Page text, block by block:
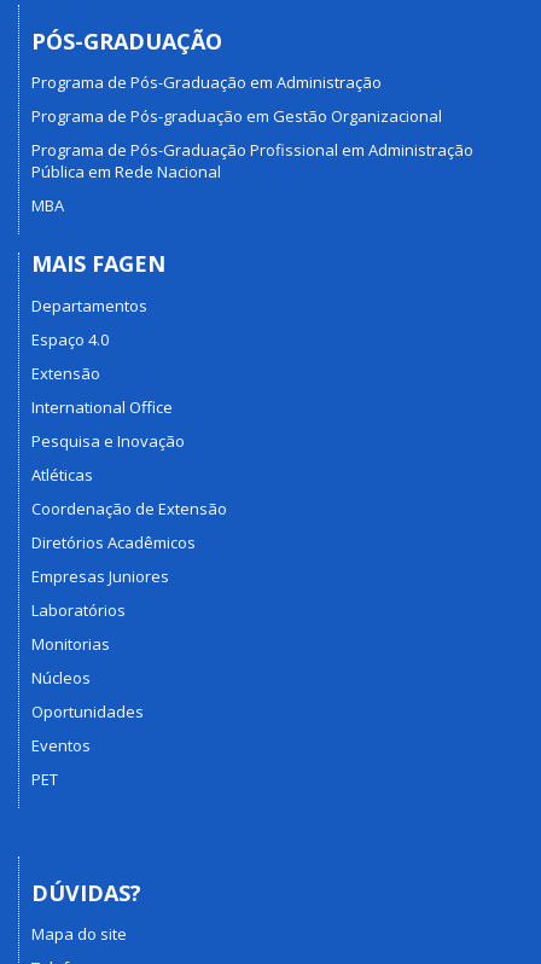
PÓS-GRADUAÇÃO
Programa de Pós-Graduação em Administração
Programa de Pós-graduação em Gestão Organizacional
Programa de Pós-Graduação Profissional em Administração
Pública em Rede Nacional
MBA
MAIS FAGEN
Departamentos
Espaço 4.0
Extensão
International Office
Pesquisa e Inovação
Atléticas
Coordenação de Extensão
Diretórios Acadêmicos
Empresas Juniores
Laboratórios
Monitorias
Núcleos
Oportunidades
Eventos
PET
DÚVIDAS?
Mapa do site